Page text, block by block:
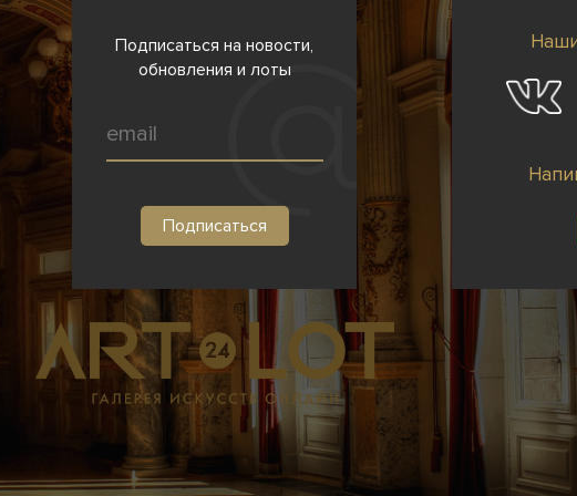
Подписаться на новости,
обновления и лоты